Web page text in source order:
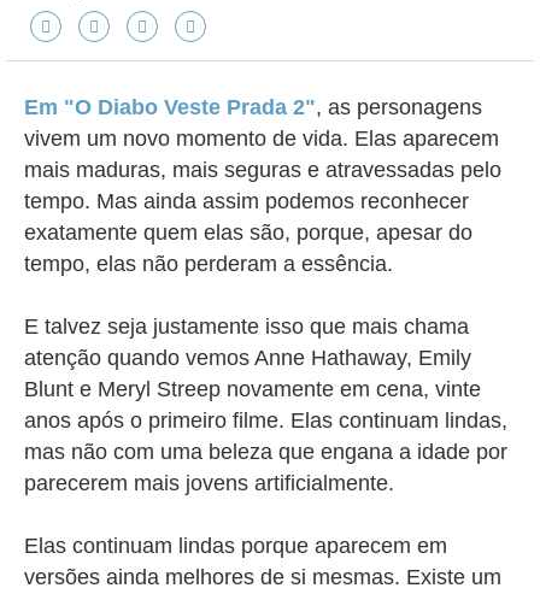
Em "O Diabo Veste Prada 2", as personagens
vivem um novo momento de vida. Elas aparecem
mais maduras, mais seguras e atravessadas pelo
tempo. Mas ainda assim podemos reconhecer
exatamente quem elas são, porque, apesar do
tempo, elas não perderam a essência.
E talvez seja justamente isso que mais chama
atenção quando vemos Anne Hathaway, Emily
Blunt e Meryl Streep novamente em cena, vinte
anos após o primeiro filme. Elas continuam lindas,
mas não com uma beleza que engana a idade por
parecerem mais jovens artificialmente.
Elas continuam lindas porque aparecem em
versões ainda melhores de si mesmas. Existe um